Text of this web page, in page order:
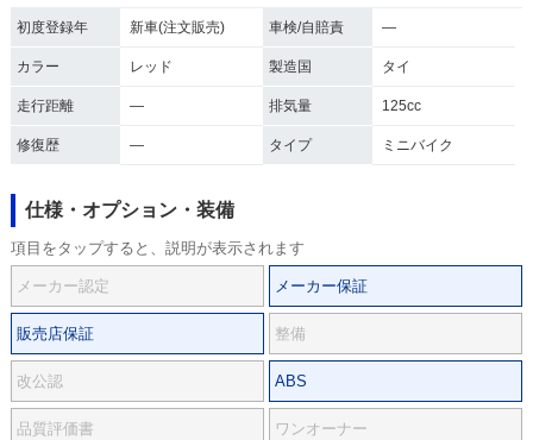
初度登録年 新車(注文販売) 車検/自賠責 ―
カラー レッド 製造国 タイ
走行距離 ― 排気量 125cc
修復歴 ― タイプ ミニバイク
仕様・オプション・装備
項目をタップすると、説明が表示されます
メーカー認定 メーカー保証
販売店保証 整備
改公認 ABS
品質評価書 ワンオーナー